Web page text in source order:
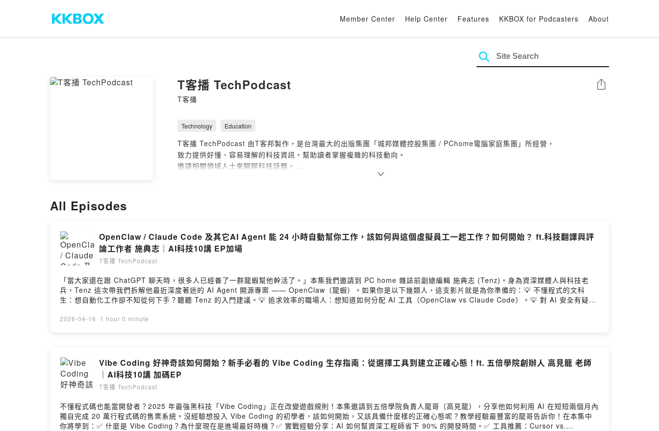
Member Center Help Center Features KKBOX for Podcasters About
T客播 TechPodcast
T客播
Share
Technology Education
T客播 TechPodcast 由T客邦製作，是台灣最大的出版集團「城邦媒體控股集團 / PChome電腦家庭集團」所經營，
致力提供好懂、容易理解的科技資訊，幫助讀者掌握複雜的科技動向。
邀請相關領域人士來聊聊科技話題。
All Episodes
OpenClaw / Claude Code 及其它AI Agent 能 24 小時自動幫你工作，該如何與這個虛擬員工一起工作？如何開始？ ft.科技翻譯與評
論工作者 施典志｜AI科技10講 EP加場
T客播 TechPodcast
「當大家還在跟 ChatGPT 聊天時，很多人已經養了一群龍蝦幫他幹活了。」本集我們邀請到 PC home 雜誌前副總編輯 施典志 (Tenz)。身為資深媒體人與科技老
兵，Tenz 這次帶我們拆解他最近深度著迷的 AI Agent 開源專案 —— OpenClaw（龍蝦）。如果你是以下幾類人，這支影片就是為你準備的：💡 不懂程式的文科
生：想自動化工作卻不知從何下手？聽聽 Tenz 的入門建議。💡 追求效率的職場人：想知道如何分配 AI 工具（OpenClaw vs Claude Code）。💡 對 AI 安全有疑慮
作模式升級了嗎？ 迎戰 AI 浪潮，帶你預約更好的自己！超過 20 小時的 AI 實戰精華，集結多位專家將，課程內容涵蓋 ChatGPT 寫作、Gemini 應用、Notion 管
https://www.cite.tw/courses/aeam042p1 別讓重複工作偷走你的時間，現在就開始改變！
2026-04-16 · 1 hour 0 minute
Vibe Coding 好神奇該如何開始？新手必看的 Vibe Coding 生存指南：從選擇工具到建立正確心態！ft. 五倍學院創辦人 高見龍 老師
｜AI科技10講 加碼EP
T客播 TechPodcast
不懂程式碼也能當開發者？2025 年最強黑科技「Vibe Coding」正在改變遊戲規則！本集邀請到五倍學院負責人龍哥（高見龍），分享他如何利用 AI 在短短兩個月內
獨自完成 20 萬行程式碼的售票系統。沒經驗想投入 Vibe Coding 的初學者，該如何開始，又該具備什麼樣的正確心態呢？教學經驗最豐富的龍哥告訴你！在本集中
你將學到：✅ 什麼是 Vibe Coding？為什麼現在是進場最好時機？✅ 實戰經驗分享：AI 如何幫資深工程師省下 90% 的開發時間。✅ 工具推薦：Cursor vs.